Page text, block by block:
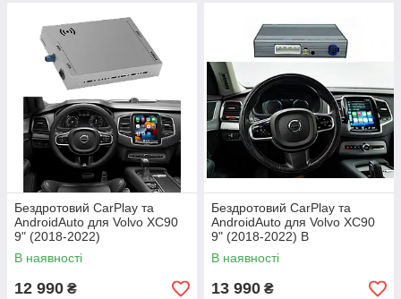
Бездротовий CarPlay та
AndroidAuto для Volvo XC90
9" (2018-2022)
В наявності
12 990 ₴
Бездротовий CarPlay та
AndroidAuto для Volvo XC90
9" (2018-2022) B
В наявності
13 990 ₴